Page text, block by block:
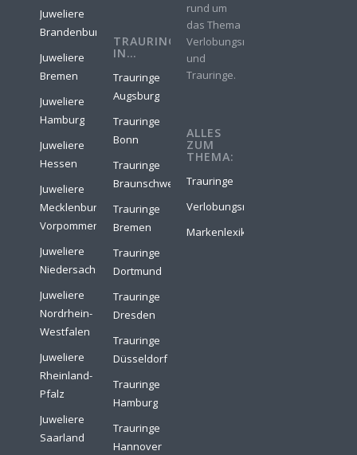
Juweliere
Brandenburg
Juweliere
Bremen
Juweliere
Hamburg
Juweliere
Hessen
Juweliere
Mecklenburg-
Vorpommern
Juweliere
Niedersachsen
Juweliere
Nordrhein-
Westfalen
Juweliere
Rheinland-
Pfalz
Juweliere
Saarland
TRAURINGE
IN…
Trauringe
Augsburg
Trauringe
Bonn
Trauringe
Braunschweig
Trauringe
Bremen
Trauringe
Dortmund
Trauringe
Dresden
Trauringe
Düsseldorf
Trauringe
Hamburg
Trauringe
Hannover
rund um
das Thema
Verlobungsringe
und
Trauringe.
ALLES
ZUM
THEMA:
Trauringe
Verlobungsringe
Markenlexikon